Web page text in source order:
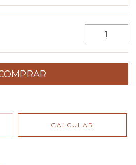
CALCULAR